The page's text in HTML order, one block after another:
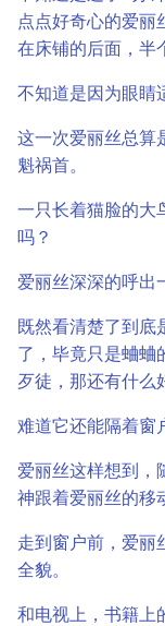
点点好奇心的爱丽
在床铺的后面，半
不知道是因为眼睛
这一次爱丽丝总算
魁祸首。
一只长着猫脸的大
吗？
爱丽丝深深的呼出
既然看清楚了到底
了，毕竟只是蛐蛐
歹徒，那还有什么
难道它还能隔着窗
爱丽丝这样想到，
神跟着爱丽丝的移
走到窗户前，爱丽
全貌。
和电视上，书籍上